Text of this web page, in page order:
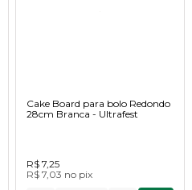
Cake Board para bolo Redondo
28cm Branca - Ultrafest
R$ 7,25
R$ 7,03 no pix